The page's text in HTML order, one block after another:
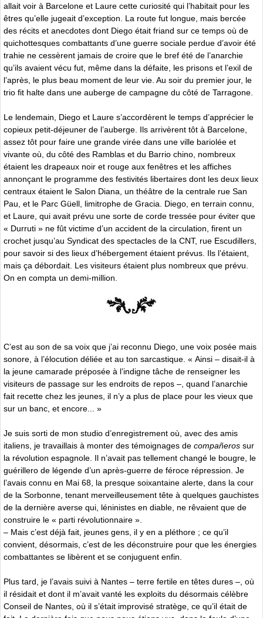
allait voir à Barcelone et Laure cette curiosité qui l’habitait pour les
êtres qu’elle jugeait d’exception. La route fut longue, mais bercée
des récits et anecdotes dont Diego était friand sur ce temps où de
quichottesques combattants d’une guerre sociale perdue d’avoir été
trahie ne cessèrent jamais de croire que le bref été de l’anarchie
qu’ils avaient vécu fut, même dans la défaite, les prisons et l’exil de
l’après, le plus beau moment de leur vie. Au soir du premier jour, le
trio fit halte dans une auberge de campagne du côté de Tarragone.
Le lendemain, Diego et Laure s’accordèrent le temps d’apprécier le
copieux petit-déjeuner de l’auberge. Ils arrivèrent tôt à Barcelone,
assez tôt pour faire une grande virée dans une ville bariolée et
vivante où, du côté des Ramblas et du Barrio chino, nombreux
étaient les drapeaux noir et rouge aux fenêtres et les affiches
annonçant le programme des festivités libertaires dont les deux lieux
centraux étaient le Salon Diana, un théâtre de la centrale rue San
Pau, et le Parc Güell, limitrophe de Gracia. Diego, en terrain connu,
et Laure, qui avait prévu une sorte de corde tressée pour éviter que
« Durruti » ne fût victime d’un accident de la circulation, firent un
crochet jusqu’au Syndicat des spectacles de la CNT, rue Escudillers,
pour savoir si des lieux d’hébergement étaient prévus. Ils l’étaient,
mais ça débordait. Les visiteurs étaient plus nombreux que prévu.
On en compta un demi-million.
C’est au son de sa voix que j’ai reconnu Diego, une voix posée mais
sonore, à l’élocution déliée et au ton sarcastique. « Ainsi – disait-il à
la jeune camarade préposée à l’indigne tâche de renseigner les
visiteurs de passage sur les endroits de repos –, quand l’anarchie
fait recette chez les jeunes, il n’y a plus de place pour les vieux que
sur un banc, et encore... »
Je suis sorti de mon studio d’enregistrement où, avec des amis
italiens, je travaillais à monter des témoignages de compañeros sur
la révolution espagnole. Il n’avait pas tellement changé le bougre, le
guérillero de légende d’un après-guerre de féroce répression. Je
l’avais connu en Mai 68, la presque soixantaine alerte, dans la cour
de la Sorbonne, tenant merveilleusement tête à quelques gauchistes
de la dernière averse qui, léninistes en diable, ne rêvaient que de
construire le « parti révolutionnaire ».
– Mais c’est déjà fait, jeunes gens, il y en a pléthore ; ce qu’il
convient, désormais, c’est de les déconstruire pour que les énergies
combattantes se libèrent et se conjuguent enfin.
Plus tard, je l’avais suivi à Nantes – terre fertile en têtes dures –, où
il résidait et dont il m’avait vanté les exploits du désormais célèbre
Conseil de Nantes, où il s’était improvisé stratège, ce qu’il était de